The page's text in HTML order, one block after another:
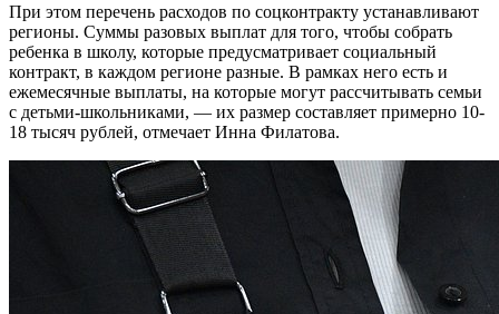
При этом перечень расходов по соцконтракту устанавливают
регионы. Суммы разовых выплат для того, чтобы собрать
ребенка в школу, которые предусматривает социальный
контракт, в каждом регионе разные. В рамках него есть и
ежемесячные выплаты, на которые могут рассчитывать семьи
с детьми-школьниками, — их размер составляет примерно 10-
18 тысяч рублей, отмечает Инна Филатова.